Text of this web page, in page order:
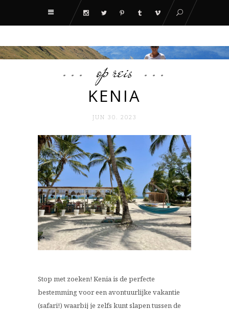
op reis
KENIA
JUN 30. 2023
Stop met zoeken! Kenia is de perfecte
bestemming voor een avontuurlijke vakantie
(safari!) waarbij je zelfs kunt slapen tussen de